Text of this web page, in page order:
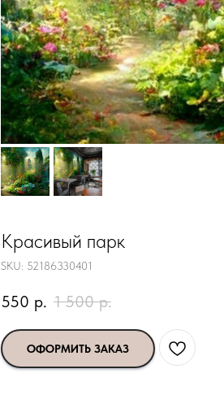
Красивый парк
SKU: 52186330401
550 р. 1 500 р.
ОФОРМИТЬ ЗАКАЗ